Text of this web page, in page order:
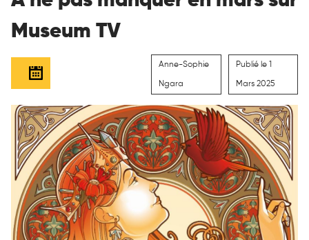
Museum TV
Anne-Sophie
Ngara
Publié le 1
Mars 2025